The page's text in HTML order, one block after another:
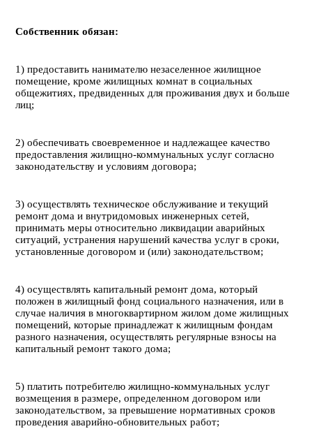
Собственник обязан:
1) предоставить нанимателю незаселенное жилищное
помещение, кроме жилищных комнат в социальных
общежитиях, предвиденных для проживания двух и больше
лиц;
2) обеспечивать своевременное и надлежащее качество
предоставления жилищно-коммунальных услуг согласно
законодательству и условиям договора;
3) осуществлять техническое обслуживание и текущий
ремонт дома и внутридомовых инженерных сетей,
принимать меры относительно ликвидации аварийных
ситуаций, устранения нарушений качества услуг в сроки,
установленные договором и (или) законодательством;
4) осуществлять капитальный ремонт дома, который
положен в жилищный фонд социального назначения, или в
случае наличия в многоквартирном жилом доме жилищных
помещений, которые принадлежат к жилищным фондам
разного назначения, осуществлять регулярные взносы на
капитальный ремонт такого дома;
5) платить потребителю жилищно-коммунальных услуг
возмещения в размере, определенном договором или
законодательством, за превышение нормативных сроков
проведения аварийно-обновительных работ;